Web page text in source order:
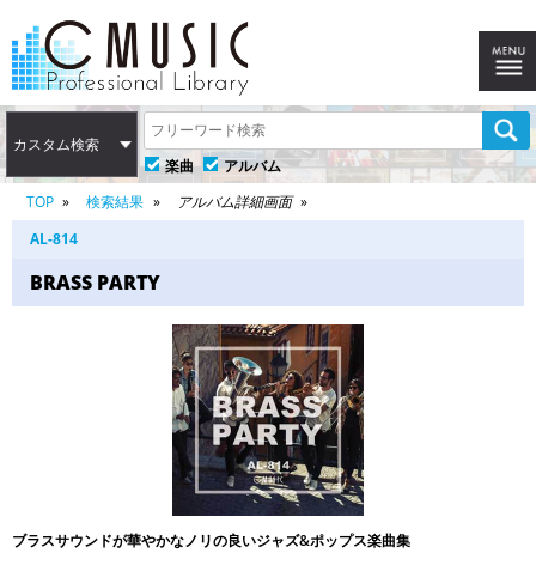
カスタム検索
楽曲
アルバム
TOP
検索結果
アルバム詳細画面
AL-814
BRASS PARTY
ブラスサウンドが華やかなノリの良いジャズ&ポップス楽曲集